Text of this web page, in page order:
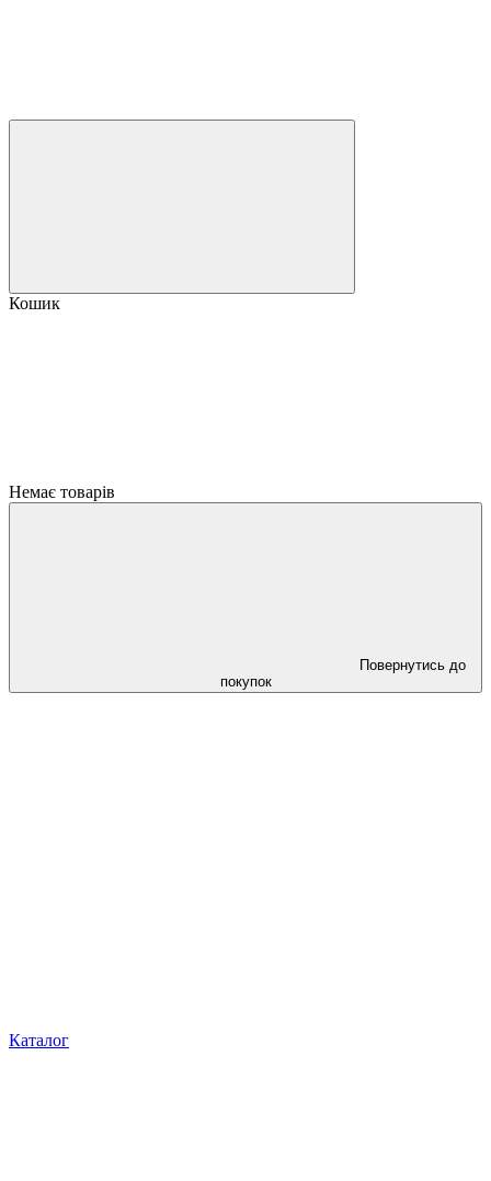
Кошик
Немає товарів
Повернутись до
покупок
Каталог